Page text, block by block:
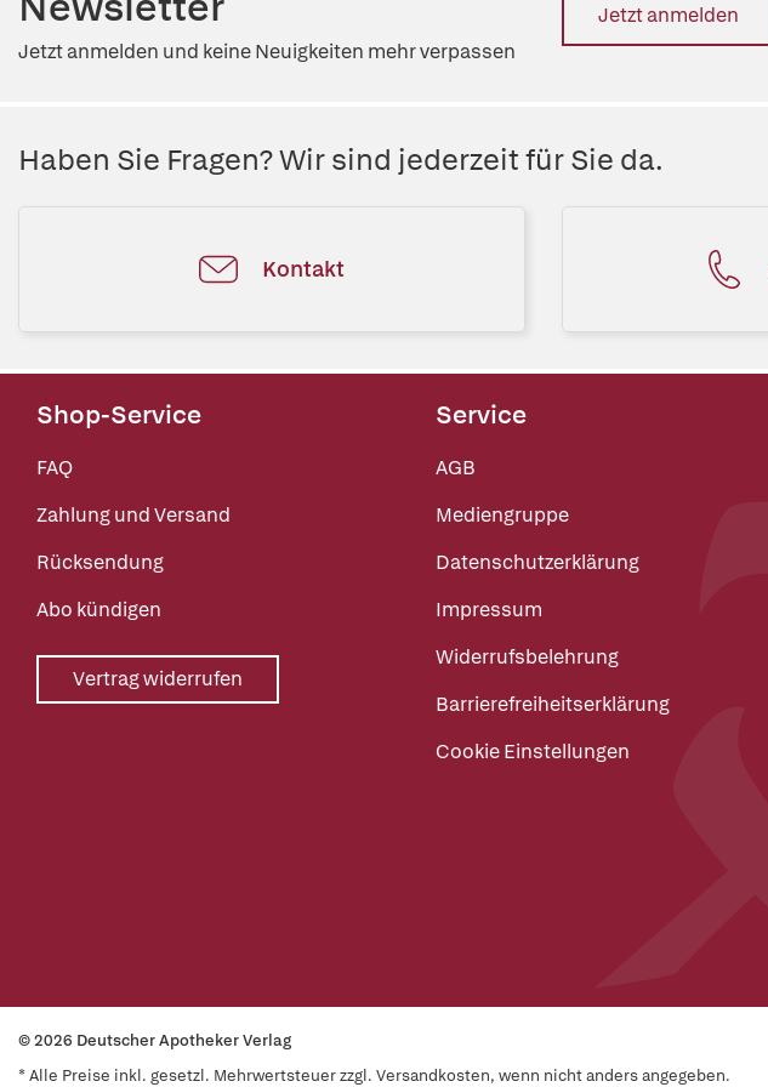
Jetzt anmelden und keine Neuigkeiten mehr verpassen
Jetzt anmelden
Haben Sie Fragen? Wir sind jederzeit für Sie da.
Kontakt
Shop-Service
FAQ
Zahlung und Versand
Rücksendung
Abo kündigen
Vertrag widerrufen
Service
AGB
Mediengruppe
Datenschutzerklärung
Impressum
Widerrufsbelehrung
Barrierefreiheitserklärung
Cookie Einstellungen
© 2026 Deutscher Apotheker Verlag
* Alle Preise inkl. gesetzl. Mehrwertsteuer zzgl. Versandkosten, wenn nicht anders angegeben.